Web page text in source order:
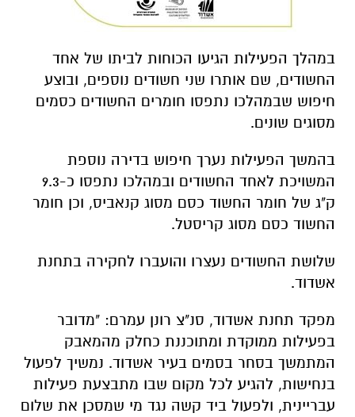
במהלך הפעילות הגיעו הכוחות לביתו של אחד
החשודים, שם אותרו שני חשודים נוספים, ובוצע
חיפוש שבמהלכו נתפסו חומרים החשודים כסמים
מסוגים שונים.
בהמשך הפעילות נערך חיפוש בדירה נוספת
המשויכת לאחד החשודים ובמהלכו נתפסו כ-9.3
ק"ג של חומר החשוד כסם מסוג קנאביס, וכן חומר
החשוד כסם מסוג קריסטל.
שלושת החשודים נעצרו והועברו לחקירה בתחנת
אשדוד.
מפקד תחנת אשדוד, סנ"צ רונן עמרם: "מדובר
בפעילות ממוקדת ומתוכננת כחלק מהמאבק
המתמשך בסחר בסמים בעיר אשדוד. נמשיך לפעול
בנחישות, להגיע לכל מקום שבו מתבצעת פעילות
עבריינית, ולפעול ביד קשה נגד מי שמסכן את שלום